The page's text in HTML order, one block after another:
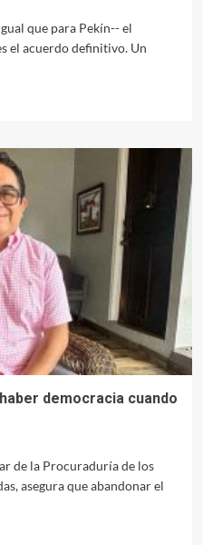
que para Pekín-- el
el acuerdo definitivo. Un
democracia cuando
de la Procuraduría de los
asegura que abandonar el